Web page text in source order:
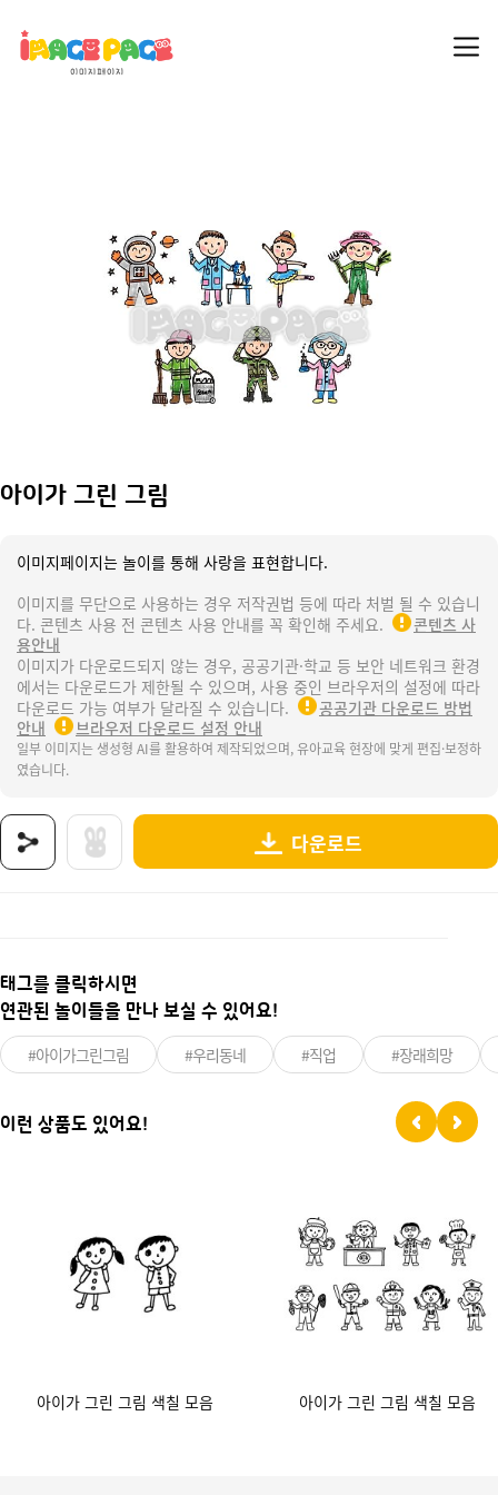
아이가 그린 그림
이미지페이지는 놀이를 통해 사랑을 표현합니다.
이미지를 무단으로 사용하는 경우 저작권법 등에 따라 처벌 될 수 있습니
다. 콘텐츠 사용 전 콘텐츠 사용 안내를 꼭 확인해 주세요.
콘텐츠 사
용안내
이미지가 다운로드되지 않는 경우, 공공기관·학교 등 보안 네트워크 환경
에서는 다운로드가 제한될 수 있으며, 사용 중인 브라우저의 설정에 따라
다운로드 가능 여부가 달라질 수 있습니다.
공공기관 다운로드 방법
안내
브라우저 다운로드 설정 안내
일부 이미지는 생성형 AI를 활용하여 제작되었으며, 유아교육 현장에 맞게 편집·보정하
였습니다.
다운로드
태그를 클릭하시면
연관된 놀이들을 만나 보실 수 있어요!
#아이가그린그림 #우리동네 #직업 #장래희망
이런 상품도 있어요!
아이가 그린 그림 색칠 모음 아이가 그린 그림 색칠 모음